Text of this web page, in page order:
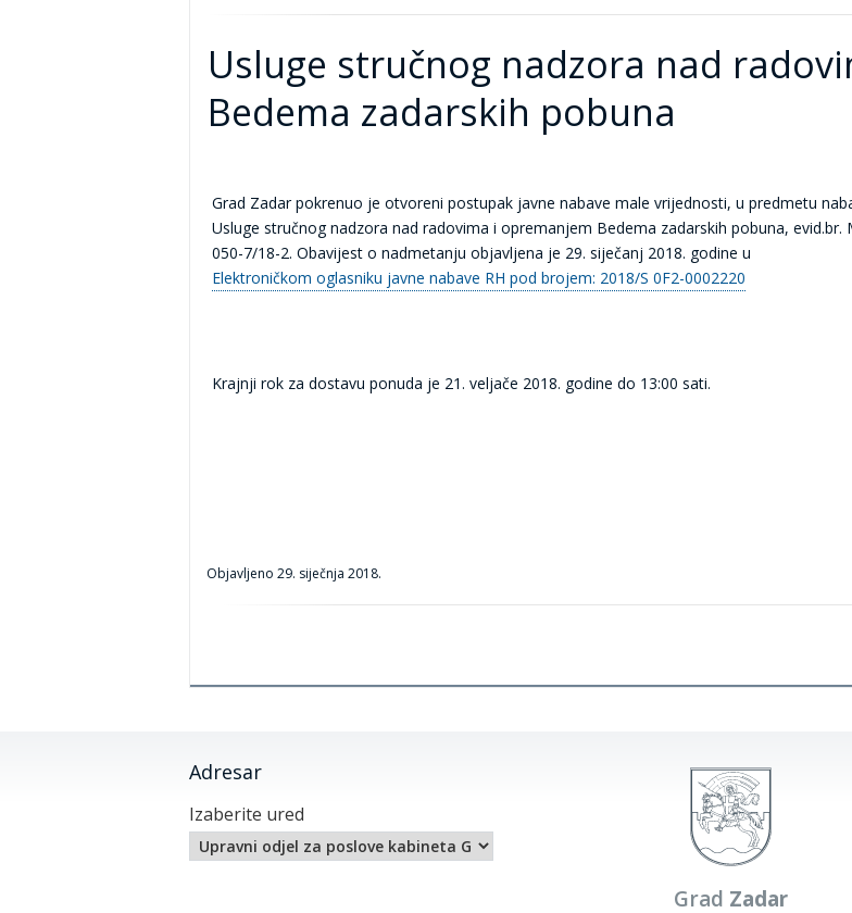
Usluge stručnog nadzora nad
Bedema zadarskih pobuna
Grad Zadar pokrenuo je otvoreni postupak javne nabave male vrijednosti, u predmetu
Usluge stručnog nadzora nad radovima i opremanjem Bedema zadarskih pobuna, evid.br.
050-7/18-2. Obavijest o nadmetanju objavljena je 29. siječanj 2018. godine u
Elektroničkom oglasniku javne nabave RH pod brojem: 2018/S 0F2-0002220
Krajnji rok za dostavu ponuda je 21. veljače 2018. godine do 13:00 sati.
Objavljeno 29. siječnja 2018.
Adresar
Izaberite ured
Grad Zadar